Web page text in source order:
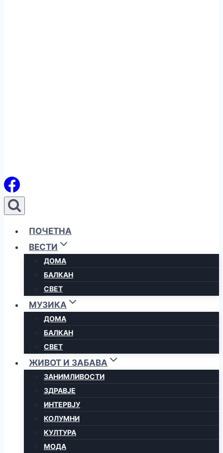
ПОЧЕТНА
ВЕСТИ
ДОМА
БАЛКАН
СВЕТ
МУЗИКА
ДОМА
БАЛКАН
СВЕТ
ЖИВОТ И ЗАБАВА
ЗАНИМЛИВОСТИ
ЗДРАВЈЕ
ИНТЕРВЈУ
КОЛУМНИ
КУЛТУРА
МОДА